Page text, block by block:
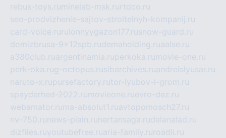
rebus-toys.ru minelab-msk.ru rtdco.ru
seo-prodvizhenie-sajtov-stroitelnyh-kompanij.ru
card-voice.ru rulonnyygazon177.rusnow-guard.ru
domizbrusa-9x12spb.rudemaholding.ruaalse.ru
a380club.ruargentinamia.ruperkoka.ru movie-one.ru
perk-oka.rug-octopus.rusibarchives.ruandreislyusar.ru
naruto-x.rupursefactory.rutor-lyubov-i-grom.ru
spayderhed-2022.ru movieone.ruevro-dez.ru
webamator.ru ma-absolut1.ruavtopomosch27.ru
nv-750.ru news-plain.ru nertansaga.rudelanalad.ru
dizfiles.ruyoutubefree.ruaria-family.ru roadli.ru